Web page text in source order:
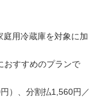
庭用冷蔵庫を対象に加
おすすめのプランで
）、分割払1,560円／